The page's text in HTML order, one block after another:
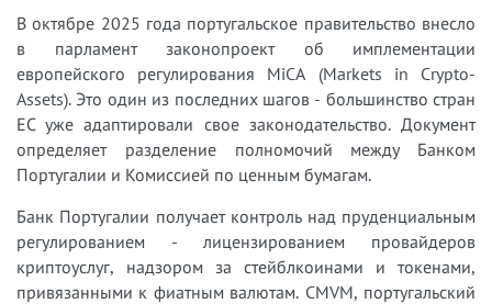
В октябре 2025 года португальское правительство внесло
в парламент законопроект об имплементации
европейского регулирования MiCA (Markets in Crypto-
Assets). Это один из последних шагов - большинство стран
ЕС уже адаптировали свое законодательство. Документ
определяет разделение полномочий между Банком
Португалии и Комиссией по ценным бумагам.
Банк Португалии получает контроль над пруденциальным
регулированием - лицензированием провайдеров
криптоуслуг, надзором за стейблкоинами и токенами,
привязанными к фиатным валютам. CMVM, португальский